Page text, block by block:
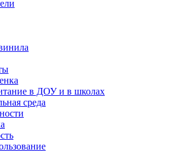
в ДОУ и в школах
среда